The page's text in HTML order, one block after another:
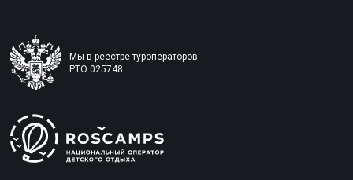
Мы в реестре туроператоров:
РТО 025748.